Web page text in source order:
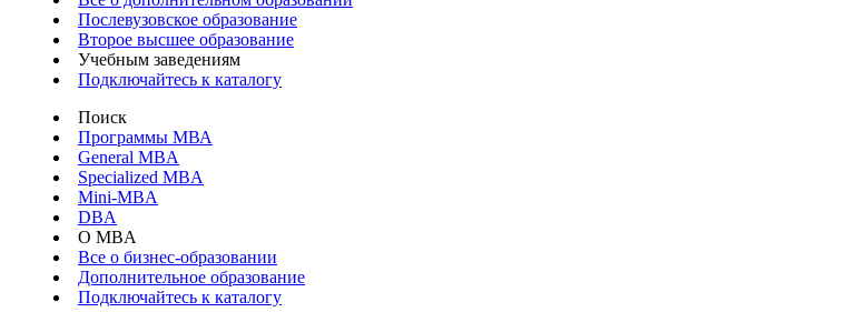
Послевузовское образование
Второе высшее образование
Учебным заведениям
Подключайтесь к каталогу
Поиск
Программы МВА
General MBA
Specialized MBA
Mini-MBA
DBA
О MBA
Все о бизнес-образовании
Дополнительное образование
Подключайтесь к каталогу